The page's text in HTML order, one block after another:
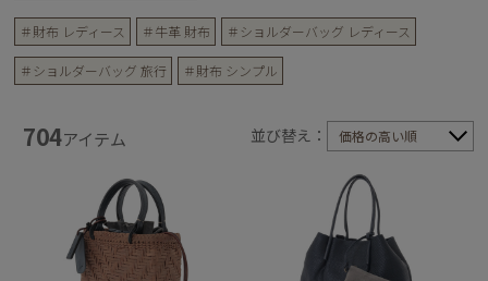
＃財布 レディース ＃牛革 財布 ＃ショルダーバッグ レディース
＃ショルダーバッグ 旅行 ＃財布 シンプル
704アイテム 並び替え： 価格の高い順